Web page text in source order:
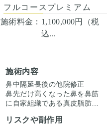
フルコースプレミアム
施術料金： 1,100,000円（税
込...
施術内容
鼻中隔延長後の他院修正
鼻先だけ高くなった鼻を鼻筋
に自家組織である真皮脂肪を
量することでラインを整えて
リスクや副作用